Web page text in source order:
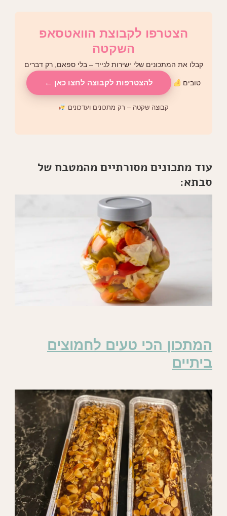
הצטרפו לקבוצת הוואטסאפ
השקטה
קבלו את המתכונים שלי ישירות לנייד – בלי ספאם, רק דברים
טובים להצטרפות לקבוצה לחצו כאן ←
קבוצה שקטה – רק מתכונים ועדכונים
עוד מתכונים מסורתיים מהמטבח של
סבתא:
המתכון הכי טעים לחמוצים
ביתיים